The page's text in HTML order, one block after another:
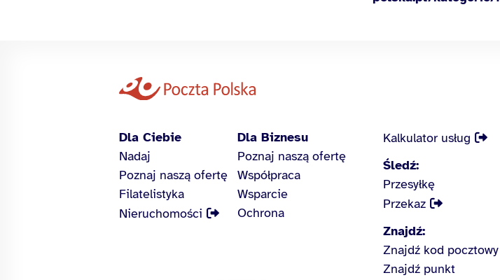
Dla Ciebie
Nadaj
Poznaj naszą ofertę
Filatelistyka
Nieruchomości
Dla Biznesu
Poznaj naszą ofertę
Współpraca
Wsparcie
Ochrona
Kalkulator usług
Śledź:
Przesyłkę
Przekaz
Znajdź:
Znajdź kod pocztowy
Znajdź punkt